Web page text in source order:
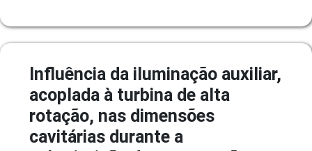
Influência da iluminação auxiliar,
acoplada à turbina de alta
rotação, nas dimensões
cavitárias durante a